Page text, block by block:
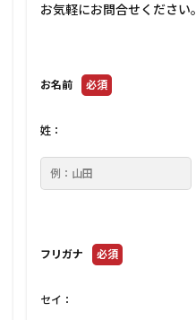
お気軽にお問合せください。
お名前 必須
姓：
フリガナ 必須
セイ：